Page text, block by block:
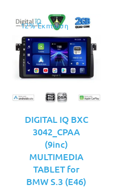
12% Έκπτωση
DIGITAL IQ BXC
3042_CPAA
(9inc)
MULTIMEDIA
TABLET for
BMW S.3 (E46)